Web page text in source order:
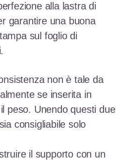
alla lastra di
garantire una buona
sul foglio di
non è tale da
se inserita in
peso. Unendo questi due
consigliabile solo
il supporto con un